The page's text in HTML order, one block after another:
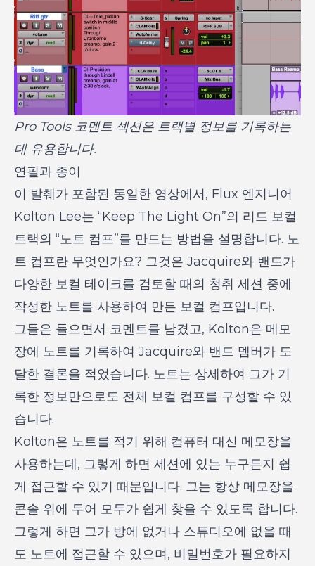
Pro Tools 코멘트 섹션은 트랙별 정보를 기록하는
데 유용합니다.
연필과 종이
이 발췌가 포함된 동일한 영상에서, Flux 엔지니어
Kolton Lee는 “Keep The Light On”의 리드 보컬
트랙의 “노트 컴프”를 만드는 방법을 설명합니다. 노
트 컴프란 무엇인가요? 그것은 Jacquire와 밴드가
다양한 보컬 테이크를 검토할 때의 청취 세션 중에
작성한 노트를 사용하여 만든 보컬 컴프입니다.
그들은 들으면서 코멘트를 남겼고, Kolton은 메모
장에 노트를 기록하여 Jacquire와 밴드 멤버가 도
달한 결론을 적었습니다. 노트는 상세하여 그가 기
록한 정보만으로도 전체 보컬 컴프를 구성할 수 있
습니다.
Kolton은 노트를 적기 위해 컴퓨터 대신 메모장을
사용하는데, 그렇게 하면 세션에 있는 누구든지 쉽
게 접근할 수 있기 때문입니다. 그는 항상 메모장을
콘솔 위에 두어 모두가 쉽게 찾을 수 있도록 합니다.
그렇게 하면 그가 방에 없거나 스튜디오에 없을 때
도 노트에 접근할 수 있으며, 비밀번호가 필요하지